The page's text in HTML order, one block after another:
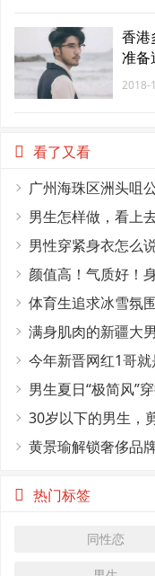
香港
准备
2018-
看了又看
广州海珠区洲头咀
男生怎样做，看上
男性穿紧身衣怎么
这4个条件
颜值高！气质好！
体育生追求冰雪氛
满身肌肉的新疆大
今年新晋网红1哥
男生夏日“极简风”
30岁以下的男生，
黄景瑜解锁奢侈品
热门标签
同性恋